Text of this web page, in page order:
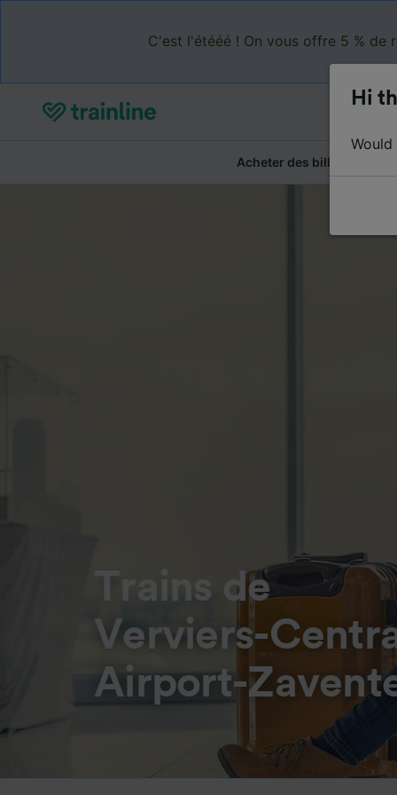
C'est l'étééé ! On vous offre 5 %
Acheter des billets
Trains de
Verviers-
Airport-
Hi